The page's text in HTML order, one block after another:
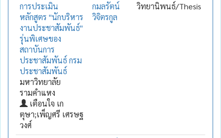
การประเมิน
หลักสูตร "นักบริหาร
งานประชาสัมพันธ์"
รุ่นพิเศษของ
สถาบันการ
ประชาสัมพันธ์ กรม
ประชาสัมพันธ์
มหาวิทยาลัย
รามคำแหง
เตือนใจ เก
ตุษา;เพ็ญศรี เศรษฐ
วงศ์
กมลรัตน์
วิจิตรกูล
วิทยานิพนธ์/Thesis